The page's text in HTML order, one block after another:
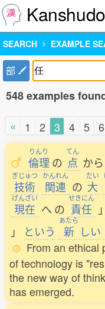
Kanshudo
SEARCH EXAMPLE
部
548 examples
« 1 2 3 4 5 6
りんり
倫理 の
てん
点 から
ぎじゅつ
技術
かんれん
関連 の
だい
大
げんざい
現在 へ の
せきにん
責任 」
」
という
あたら
新 しい
From an ethical
of technology is
the new way of
has emerged.